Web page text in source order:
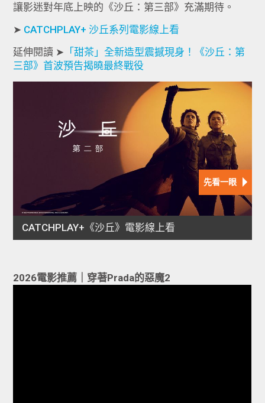
讓影迷對年底上映的《沙丘：第三部》充滿期待。
➤ CATCHPLAY+ 沙丘系列電影線上看
延伸閱讀 ➤ 「甜茶」全新造型震撼現身！《沙丘：第
三部》首波預告揭曉最終戰役
2026電影推薦｜穿著Prada的惡魔2